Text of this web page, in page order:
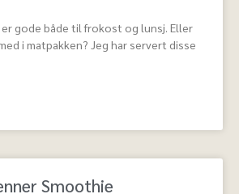
gode både til frokost og lunsj. Eller
i matpakken? Jeg har servert disse
Smoothie